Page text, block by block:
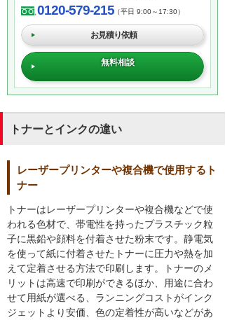
0120-579-215（平日 9:00～17:30）
お見積り依頼
無料相談
トナーとインクの違い
レーザープリンターや複合機で使用するト
ナー
トナーはレーザープリンターや複合機などで使
われる色材で、帯電性を持ったプラスチック粒
子に黒鉛や顔料を付着させた粉末です。静電気
を使って紙に付着させたトナーに圧力や熱を加
えて定着させる方法で印刷します。トナーのメ
リットは高速で印刷ができるほか、用途に合わ
せて用紙が選べる、ランニングコストがインク
ジェットより安価、色の定着性が高いなどがあ